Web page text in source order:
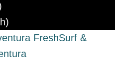
)